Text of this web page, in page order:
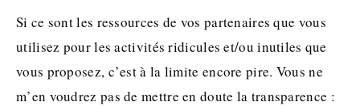
Si ce sont les ressources de vos partenaires que vous
utilisez pour les activités ridicules et/ou inutiles que
vous proposez, c’est à la limite encore pire. Vous ne
m’en voudrez pas de mettre en doute la transparence :